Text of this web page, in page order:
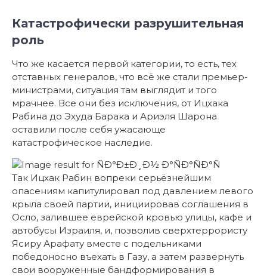
Катастрофически разрушительная
роль
Что же касается первой категории, то есть, тех
отставных генералов, что всё же стали премьер-
министрами, ситуация там выглядит и того
мрачнее. Все они без исключения, от Ицхака
Рабина до Эхуда Барака и Ариэля Шарона
оставили после себя ужасающе
катастрофическое наследие.
Так Ицхак Рабин вопреки серьёзнейшим
опасениям капитулировал под давлением левого
крыла своей партии, инициировав соглашения в
Осло, залившее еврейской кровью улицы, кафе и
автобусы Израиля, и, позволив сверхтеррористу
Ясиру Арафату вместе с подельниками
победоносно въехать в Газу, а затем развернуть
свои вооруженные бандформирования в